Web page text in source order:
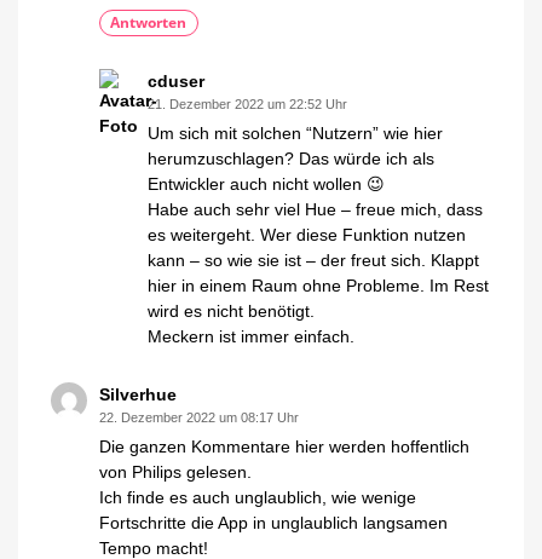
Antworten
cduser
21. Dezember 2022 um 22:52 Uhr
Um sich mit solchen “Nutzern” wie hier
herumzuschlagen? Das würde ich als
Entwickler auch nicht wollen 😉
Habe auch sehr viel Hue – freue mich, dass
es weitergeht. Wer diese Funktion nutzen
kann – so wie sie ist – der freut sich. Klappt
hier in einem Raum ohne Probleme. Im Rest
wird es nicht benötigt.
Meckern ist immer einfach.
Silverhue
22. Dezember 2022 um 08:17 Uhr
Die ganzen Kommentare hier werden hoffentlich
von Philips gelesen.
Ich finde es auch unglaublich, wie wenige
Fortschritte die App in unglaublich langsamen
Tempo macht!